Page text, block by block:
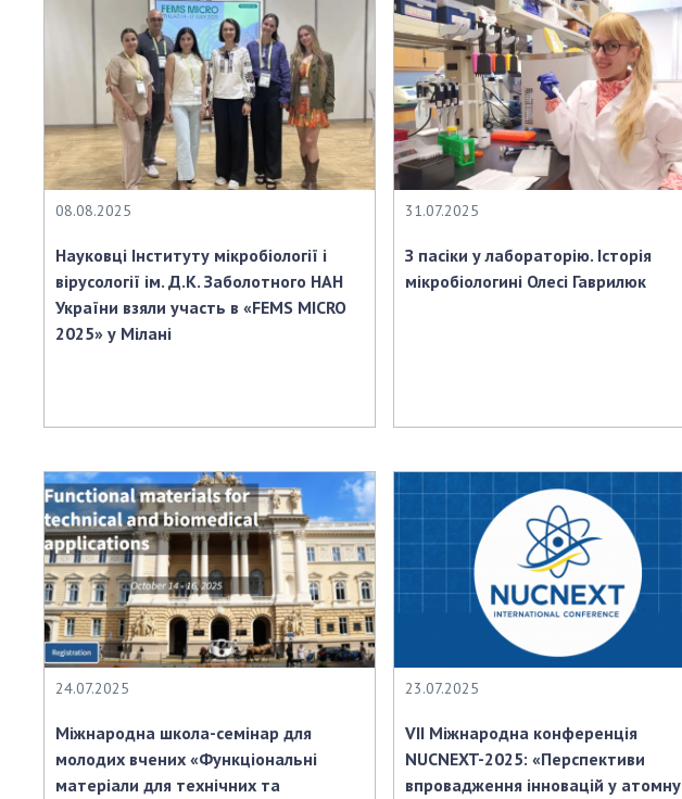
08.08.2025
Науковці Інституту мікробіології і
вірусології ім. Д.К. Заболотного НАН
України взяли участь в «FEMS MICRO
2025» у Мілані
31.07.2025
З пасіки у лабораторію. Історія
мікробіологині Олесі Гаврилюк
24.07.2025
Міжнародна школа-семінар для
молодих вчених «Функціональні
матеріали для технічних та
23.07.2025
VIІ Міжнародна конференція
NUCNEXT-2025: «Перспективи
впровадження інновацій у атомну